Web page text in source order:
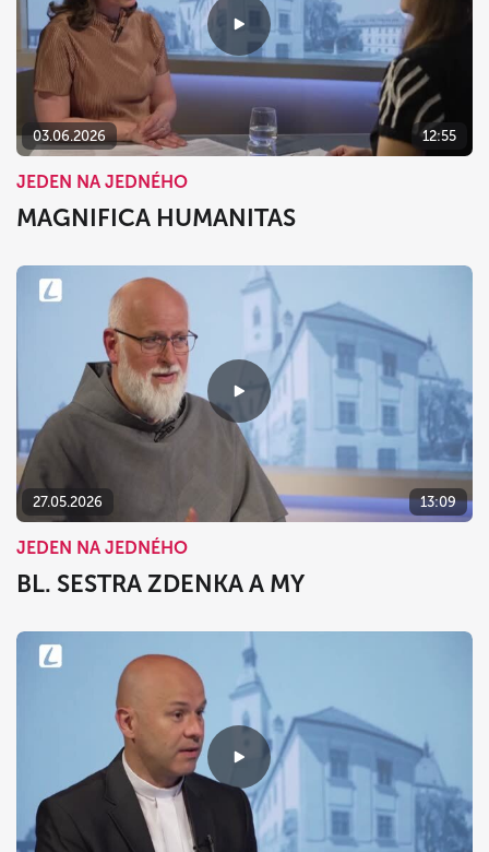
03.06.2026 12:55
JEDEN NA JEDNÉHO
MAGNIFICA HUMANITAS
27.05.2026 13:09
JEDEN NA JEDNÉHO
BL. SESTRA ZDENKA A MY